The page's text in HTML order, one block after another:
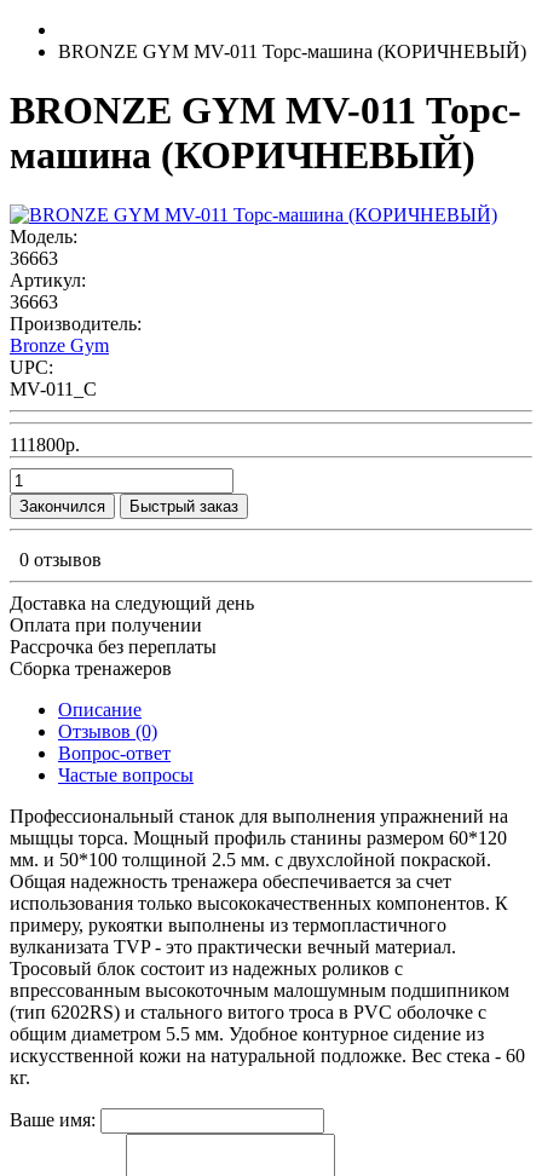
BRONZE GYM MV-011 Торс-машина (КОРИЧНЕВЫЙ)
BRONZE GYM MV-011 Торс-
машина (КОРИЧНЕВЫЙ)
Модель:
36663
Артикул:
36663
Производитель:
Bronze Gym
UPC:
MV-011_C
111800р.
Закончился Быстрый заказ
0 отзывов
Доставка на следующий день
Оплата при получении
Рассрочка без переплаты
Сборка тренажеров
Описание
Отзывов (0)
Вопрос-ответ
Частые вопросы
Профессиональный станок для выполнения упражнений на
мыщцы торса. Мощный профиль станины размером 60*120
мм. и 50*100 толщиной 2.5 мм. с двухслойной покраской.
Общая надежность тренажера обеспечивается за счет
использования только высококачественных компонентов. К
примеру, рукоятки выполнены из термопластичного
вулканизата TVP - это практически вечный материал.
Тросовый блок состоит из надежных роликов с
впрессованным высокоточным малошумным подшипником
(тип 6202RS) и стального витого троса в PVC оболочке с
общим диаметром 5.5 мм. Удобное контурное сидение из
искусственной кожи на натуральной подложке. Вес стека - 60
кг.
Ваше имя: